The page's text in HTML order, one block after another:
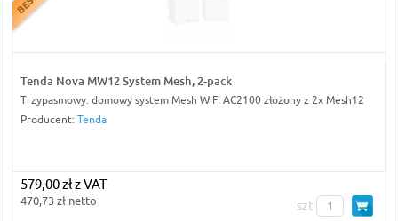
Tenda Nova MW12 System Mesh, 2-pack
Trzypasmowy. domowy system Mesh WiFi AC2100 złożony z 2x Mesh12
Producent: Tenda
579,00 zł z VAT
470,73 zł netto szt